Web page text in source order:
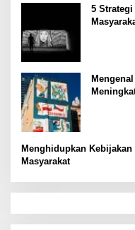
5
Menghidupkan
Masyarakat